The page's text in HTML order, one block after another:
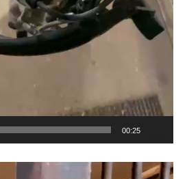
00:25